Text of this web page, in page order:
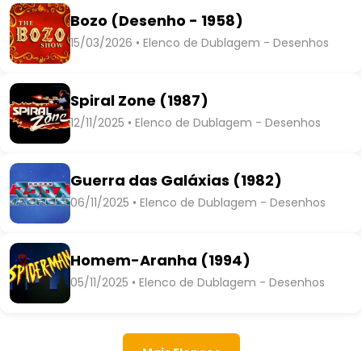
Bozo (Desenho - 1958)
15/03/2026 • Elenco de Dublagem - Desenhos
Spiral Zone (1987)
12/11/2025 • Elenco de Dublagem - Desenhos
Guerra das Galáxias (1982)
06/11/2025 • Elenco de Dublagem - Desenhos
Homem-Aranha (1994)
05/11/2025 • Elenco de Dublagem - Desenhos